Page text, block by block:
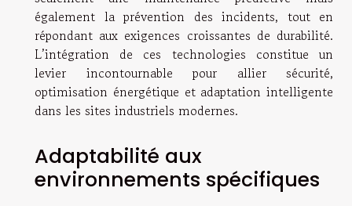
également la prévention des incidents, tout en
répondant aux exigences croissantes de durabilité.
L’intégration de ces technologies constitue un
levier incontournable pour allier sécurité,
optimisation énergétique et adaptation intelligente
dans les sites industriels modernes.
Adaptabilité aux
environnements spécifiques